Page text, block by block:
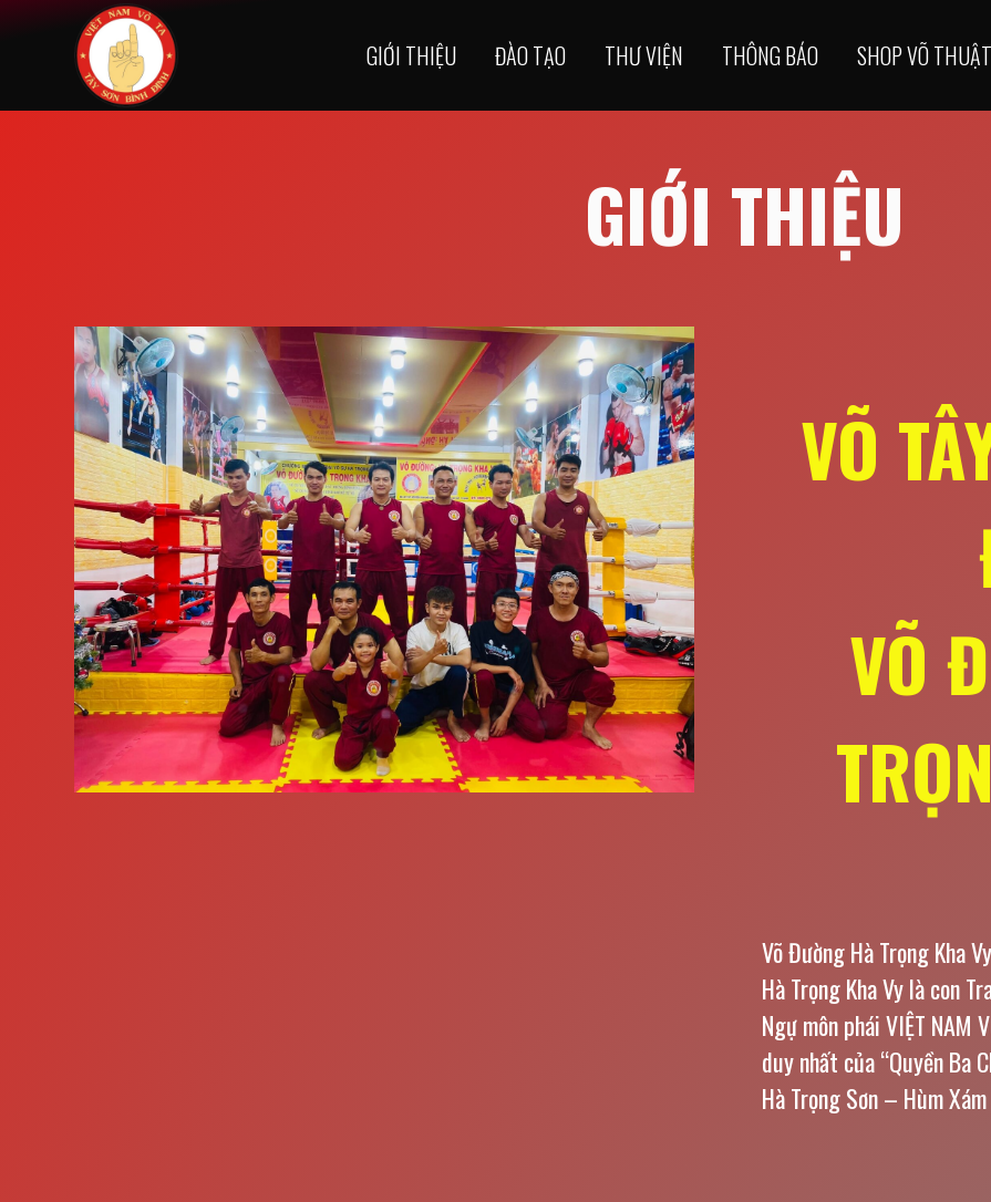
GIỚI THIỆU ĐÀO TẠO THƯ VIỆN THÔNG BÁO SHOP VÕ THUẬT
GIỚI THIỆU
VÕ
VÕ
Võ Đường Hà Trọng Kha
Hà Trọng Kha Vy là con
Ngự môn phái VIỆT NAM
duy nhất của “Quyền Ba
Hà Trọng Sơn – Hùm